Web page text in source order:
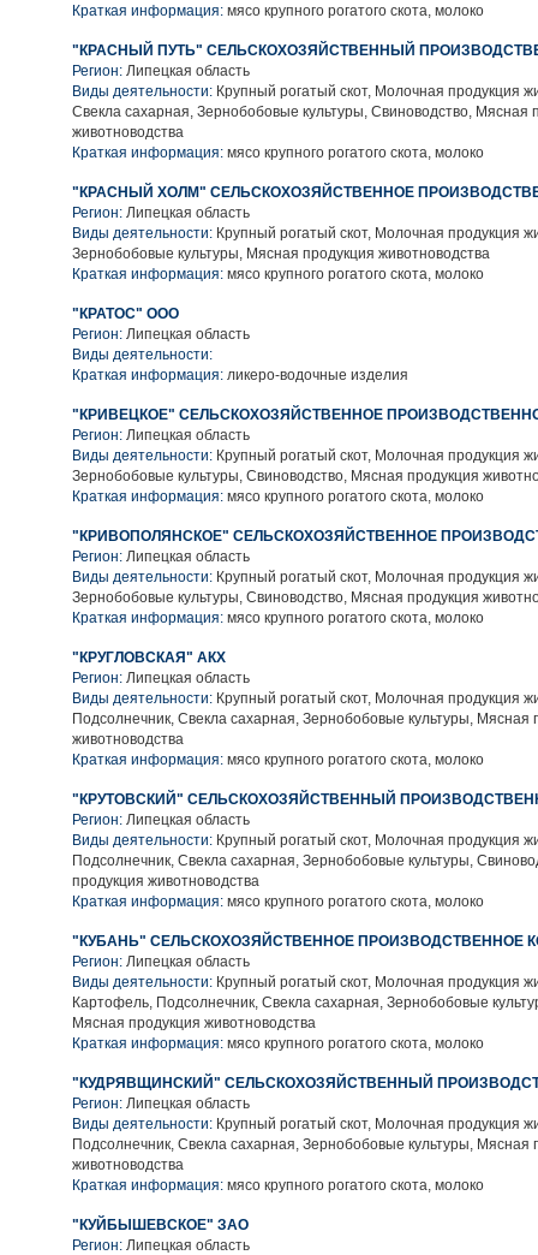
Краткая информация: мясо крупного рогатого скота, молоко
"КРАСНЫЙ ПУТЬ" СЕЛЬСКОХОЗЯЙСТВЕННЫЙ
Регион: Липецкая область
Виды деятельности: Крупный рогатый скот, Молочная продукция
Свекла сахарная, Зернобобовые культуры, Свиноводство, Мясная
животноводства
Краткая информация: мясо крупного рогатого скота, молоко
"КРАСНЫЙ ХОЛМ" СЕЛЬСКОХОЗЯЙСТВЕННОЕ
Регион: Липецкая область
Виды деятельности: Крупный рогатый скот, Молочная продукция
Зернобобовые культуры, Мясная продукция животноводства
Краткая информация: мясо крупного рогатого скота, молоко
"КРАТОС" ООО
Регион: Липецкая область
Виды деятельности:
Краткая информация: ликеро-водочные изделия
"КРИВЕЦКОЕ" СЕЛЬСКОХОЗЯЙСТВЕННОЕ
Регион: Липецкая область
Виды деятельности: Крупный рогатый скот, Молочная продукция
Зернобобовые культуры, Свиноводство, Мясная продукция
Краткая информация: мясо крупного рогатого скота, молоко
"КРИВОПОЛЯНСКОЕ" СЕЛЬСКОХОЗЯЙСТВЕННОЕ
Регион: Липецкая область
Виды деятельности: Крупный рогатый скот, Молочная продукция
Зернобобовые культуры, Свиноводство, Мясная продукция
Краткая информация: мясо крупного рогатого скота, молоко
"КРУГЛОВСКАЯ" АКХ
Регион: Липецкая область
Виды деятельности: Крупный рогатый скот, Молочная продукция
Подсолнечник, Свекла сахарная, Зернобобовые культуры, Мясная
животноводства
Краткая информация: мясо крупного рогатого скота, молоко
"КРУТОВСКИЙ" СЕЛЬСКОХОЗЯЙСТВЕННЫЙ
Регион: Липецкая область
Виды деятельности: Крупный рогатый скот, Молочная продукция
Подсолнечник, Свекла сахарная, Зернобобовые культуры,
продукция животноводства
Краткая информация: мясо крупного рогатого скота, молоко
"КУБАНЬ" СЕЛЬСКОХОЗЯЙСТВЕННОЕ ПРОИЗВОДСТВЕННОЕ
Регион: Липецкая область
Виды деятельности: Крупный рогатый скот, Молочная продукция
Картофель, Подсолнечник, Свекла сахарная, Зернобобовые
Мясная продукция животноводства
Краткая информация: мясо крупного рогатого скота, молоко
"КУДРЯВЩИНСКИЙ" СЕЛЬСКОХОЗЯЙСТВЕННЫЙ
Регион: Липецкая область
Виды деятельности: Крупный рогатый скот, Молочная продукция
Подсолнечник, Свекла сахарная, Зернобобовые культуры, Мясная
животноводства
Краткая информация: мясо крупного рогатого скота, молоко
"КУЙБЫШЕВСКОЕ" ЗАО
Регион: Липецкая область